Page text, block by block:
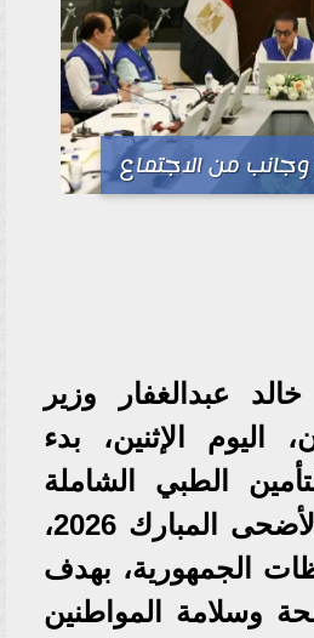
من الاجتماع
عبدالغفار وزير
اليوم الإثنين، بدء
الطبي الشاملة
لاحتفالات عيد الأضحى المبارك 2026،
الجمهورية، بهدف
وسلامة المواطنين